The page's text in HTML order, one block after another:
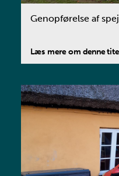
Genopførelse af
Læs mere om denne